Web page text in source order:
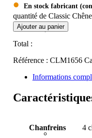
• En stock fabricant
quantité de Classic
Ajouter au panier
Total :
Référence : CLM1656
Informations
Chanfreins 4